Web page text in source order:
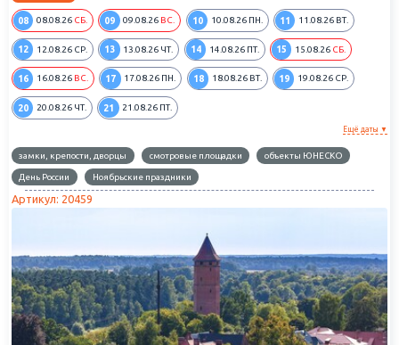
08 08.08.26 СБ. 09 09.08.26 ВС. 10 10.08.26 ПН. 11 11.08.26 ВТ.
12 12.08.26 СР. 13 13.08.26 ЧТ. 14 14.08.26 ПТ. 15 15.08.26 СБ.
16 16.08.26 ВС. 17 17.08.26 ПН. 18 18.08.26 ВТ. 19 19.08.26 СР.
20 20.08.26 ЧТ. 21 21.08.26 ПТ.
Ещё даты ▼
замки, крепости, дворцы смотровые площадки объекты ЮНЕСКО
День России Ноябрьские праздники
Артикул: 20459